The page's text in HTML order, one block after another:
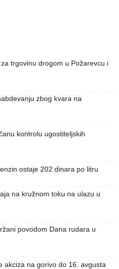
trgovinu drogom u Požarevcu i
zbog kvara na
kontrolu ugostiteljskih
ostaje 202 dinara po litru
na kružnom toku na ulazu u
povodom Dana rudara u
akciza na gorivo do 16. avgusta